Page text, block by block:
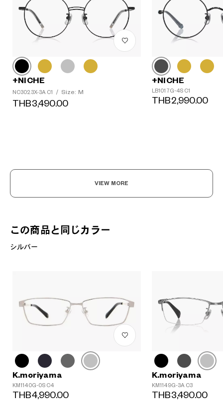
+NICHE
NC3023X-3A C1 / Size: M
THB3,490.00
+NICHE
LB1017G-4S C1
THB2,990.00
VIEW MORE
この商品と同じカラー
シルバー
K.moriyama
KM1140G-0S C4
THB4,990.00
K.moriyama
KM1149G-3A C3
THB3,490.00